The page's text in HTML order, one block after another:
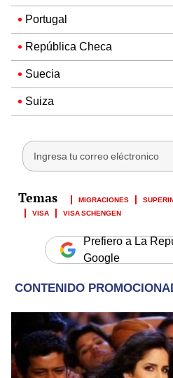
Portugal
República Checa
Suecia
Suiza
MIGRACIONES
VISA
VISA SCHENGEN
Prefiero a La
Google